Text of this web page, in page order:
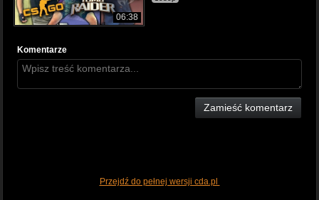
06:38
Komentarze
Zamieść komentarz
Przejdź do pełnej wersji cda.pl